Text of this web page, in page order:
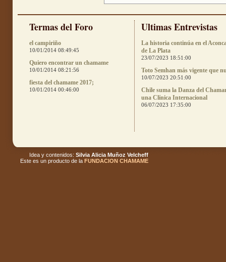
Termas del Foro
el campiriño
10/01/2014 08:49:45
Quiero encontrar un chamame
10/01/2014 08:21:56
fiesta del chamame 2017;
10/01/2014 00:46:00
Ultimas Entrevistas
La historia continúa en el
de La Plata
23/07/2023 18:51:00
Toto Semhan más vigente que
10/07/2023 20:51:00
Chile suma la Danza del
una Clínica Internacional
06/07/2023 17:35:00
Idea y contenidos: Silvia Alicia Muñoz Velcheff
Este es un producto de la FUNDACION CHAMAME